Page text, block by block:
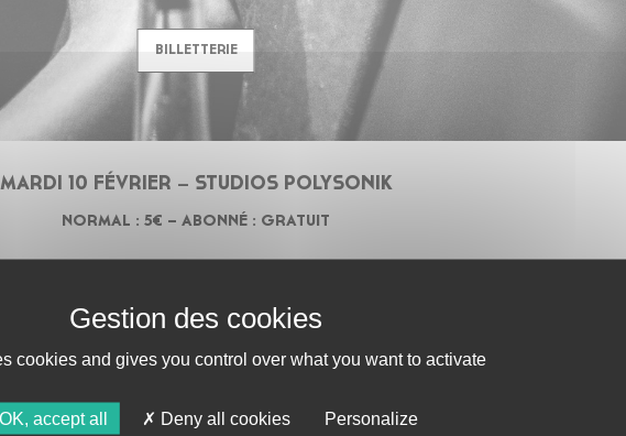
BILLETTERIE
MARDI 10 FÉVRIER – STUDIOS POLYSONIK
NORMAL : 5€ – ABONNÉ : GRATUIT
cookies and gives you control over what you want to activate
OK, accept all Deny all cookies Personalize